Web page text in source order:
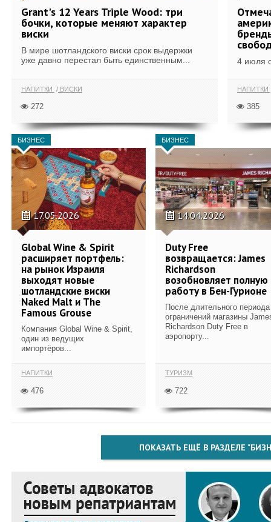
Grant's 12 Years Triple Wood: три
бочки, которые меняют характер
виски
В мире шотландского виски срок выдержки
уже давно перестал быть единственным...
НАПИТКИ ВИСКИ
272
4 июля
НАПИТКИ
385
БИЗНЕС
17.05.2026
Global Wine & Spirit
расширяет портфель:
на рынок Израиля
выходят новые
шотландские виски
Naked Malt и The
Famous Grouse
Компания Global Wine & Spirit,
один из ведущих
импортёров...
НАПИТКИ
476
БИЗНЕС
14.04.2026
Duty Free
возвращается: James
Richardson
возобновляет полную
работу в Бен-Гурионе
После длительного периода
ограничений магазины
Richardson Duty Free в
аэропорту...
ТУРИЗМ
722
ПОКАЗАТЬ ЕЩЁ В РАЗДЕЛЕ